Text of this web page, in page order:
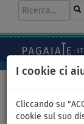
I cookie ci
Cliccando su
cookie sul suo